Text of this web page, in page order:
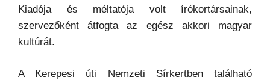
Kiadója és méltatója volt írókortársainak,
szervezőként átfogta az egész akkori magyar
kultúrát.
A Kerepesi úti Nemzeti Sírkertben található